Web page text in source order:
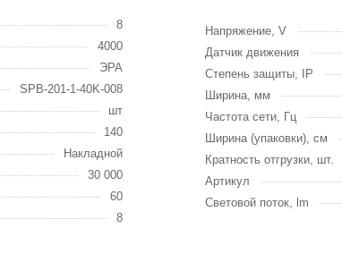
8
4000
ЭРА
SPB-201-1-40K-008
шт
140
Накладной
30 000
60
8
Напряжение, V
Датчик движения
Степень защиты, IP
Ширина, мм
Частота сети, Гц
Ширина (упаковки), см
Кратность отгрузки, шт.
Артикул
Световой поток, lm